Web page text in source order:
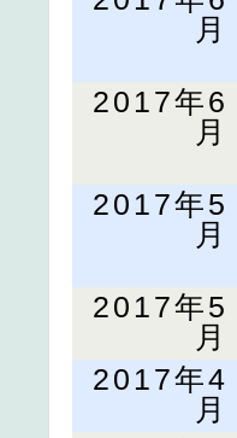
月
2017年6
月
2017年5
月
2017年5
月
2017年4
月